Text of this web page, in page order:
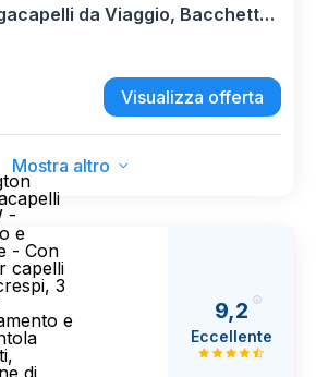
da Viaggio, Bacchetta
2 livelli di riscaldamento
Go D1500
Visualizza offerta
Mostra altro
-
e
- Con
capelli
3
e
di
9,2
Eccellente